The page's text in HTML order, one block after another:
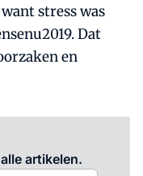
stress was
Dat
en
artikelen.